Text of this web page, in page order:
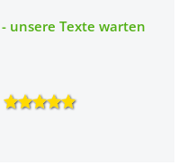
unsere Texte warten